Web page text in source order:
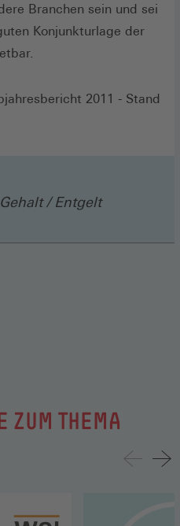
Branchen sein und sei
Konjunkturlage der
2011 - Stand
/ Entgelt
ZUM THEMA